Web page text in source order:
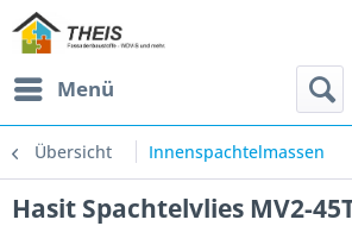
Menü
Übersicht Innenspachtelmassen
Hasit Spachtelvlies MV2-